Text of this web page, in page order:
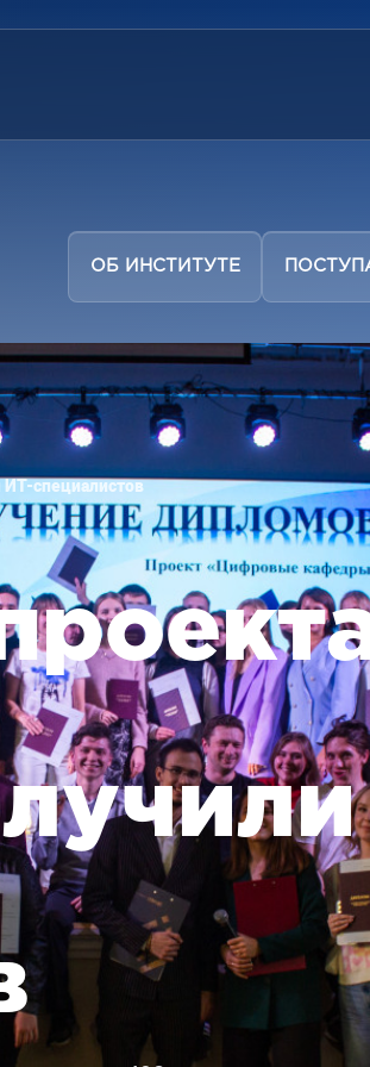
ОБ ИНСТИТУТЕ
специалистов